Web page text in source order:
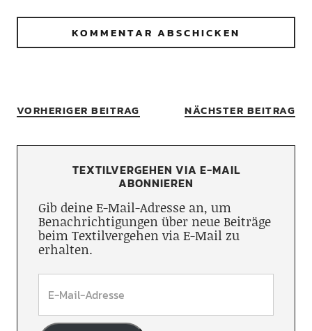
VORHERIGER BEITRAG NÄCHSTER BEITRAG
TEXTILVERGEHEN VIA E-MAIL
ABONNIEREN
Gib deine E-Mail-Adresse an, um
Benachrichtigungen über neue Beiträge
beim Textilvergehen via E-Mail zu
erhalten.